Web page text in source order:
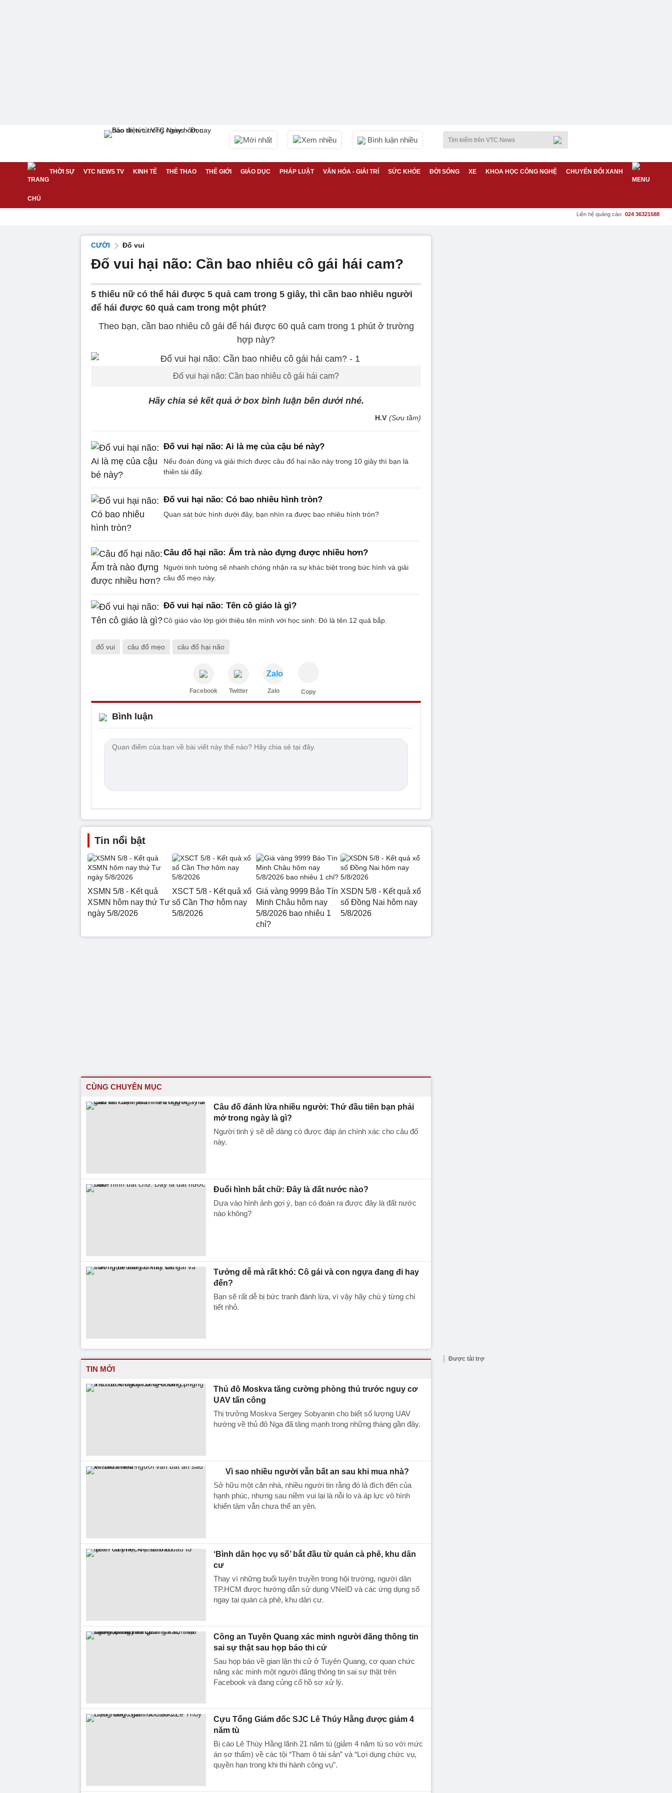
Mới nhất Xem nhiều Bình luận nhiều
THỜI SỰ VTC NEWS TV KINH TẾ THỂ THAO THẾ GIỚI GIÁO DỤC PHÁP LUẬT VĂN HÓA - GIẢI TRÍ SỨC KHỎE ĐỜI SỐNG XE KHOA HỌC CÔNG NGHỆ CHUYỂN ĐỔI XANH
Liên hệ quảng cáo: 024 36321588
CƯỜI Đố vui
Đố vui hại não: Cần bao nhiêu cô gái hái cam?
5 thiếu nữ có thể hái được 5 quả cam trong 5 giây, thì cần bao nhiêu người
để hái được 60 quả cam trong một phút?
Theo bạn, cần bao nhiêu cô gái để hái được 60 quả cam trong 1 phút ở trường
hợp này?
Đố vui hại não: Cần bao nhiêu cô gái hái cam?
Hãy chia sẻ kết quả ở box bình luận bên dưới nhé.
H.V (Sưu tầm)
Đố vui hại não: Ai là mẹ của cậu bé này?
Nếu đoán đúng và giải thích được câu đố hại não này trong 10 giây thì bạn là
thiên tài đấy.
Đố vui hại não: Có bao nhiêu hình tròn?
Quan sát bức hình dưới đây, bạn nhìn ra được bao nhiêu hình tròn?
Câu đố hại não: Ấm trà nào đựng được nhiều hơn?
Người tinh tường sẽ nhanh chóng nhận ra sự khác biệt trong bức hình và giải
câu đố mẹo này.
Đố vui hại não: Tên cô giáo là gì?
Cô giáo vào lớp giới thiệu tên mình với học sinh: Đó là tên 12 quả bắp.
đố vui câu đố mẹo câu đố hại não
Facebook Twitter
Zalo
Zalo Copy
Bình luận
Tin nổi bật
XSMN 5/8 - Kết quả
XSMN hôm nay thứ Tư
ngày 5/8/2026
XSCT 5/8 - Kết quả xổ
số Cần Thơ hôm nay
5/8/2026
Giá vàng 9999 Bảo Tín
Minh Châu hôm nay
5/8/2026 bao nhiêu 1
chỉ?
XSDN 5/8 - Kết quả xổ
số Đồng Nai hôm nay
5/8/2026
CÙNG CHUYÊN MỤC
Câu đố đánh lừa nhiều người: Thứ đầu tiên bạn phải
mở trong ngày là gì?
Người tinh ý sẽ dễ dàng có được đáp án chính xác cho câu đố
này.
Đuổi hình bắt chữ: Đây là đất nước nào?
Dựa vào hình ảnh gợi ý, bạn có đoán ra được đây là đất nước
nào không?
Tưởng dễ mà rất khó: Cô gái và con ngựa đang đi hay
đến?
Bạn sẽ rất dễ bị bức tranh đánh lừa, vì vậy hãy chú ý từng chi
tiết nhỏ.
TIN MỚI
Thủ đô Moskva tăng cường phòng thủ trước nguy cơ
UAV tấn công
Thị trưởng Moskva Sergey Sobyanin cho biết số lượng UAV
hướng về thủ đô Nga đã tăng mạnh trong những tháng gần đây.
Vì sao nhiều người vẫn bất an sau khi mua nhà?
Sở hữu một căn nhà, nhiều người tin rằng đó là đích đến của
hạnh phúc, nhưng sau niềm vui lại là nỗi lo và áp lực vô hình
khiến tâm vẫn chưa thể an yên.
‘Bình dân học vụ số’ bắt đầu từ quán cà phê, khu dân
cư
Thay vì những buổi tuyên truyền trong hội trường, người dân
TP.HCM được hướng dẫn sử dụng VNeID và các ứng dụng số
ngay tại quán cà phê, khu dân cư.
Công an Tuyên Quang xác minh người đăng thông tin
sai sự thật sau họp báo thi cử
Sau họp báo về gian lận thi cử ở Tuyên Quang, cơ quan chức
năng xác minh một người đăng thông tin sai sự thật trên
Facebook và đang củng cố hồ sơ xử lý.
Cựu Tổng Giám đốc SJC Lê Thúy Hằng được giảm 4
năm tù
Bị cáo Lê Thúy Hằng lãnh 21 năm tù (giảm 4 năm tù so với mức
án sơ thẩm) về các tội “Tham ô tài sản” và “Lợi dụng chức vụ,
quyền hạn trong khi thi hành công vụ”.
Được tài trợ